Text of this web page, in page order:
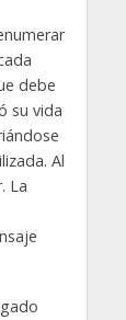
debe
su vida
Al
La